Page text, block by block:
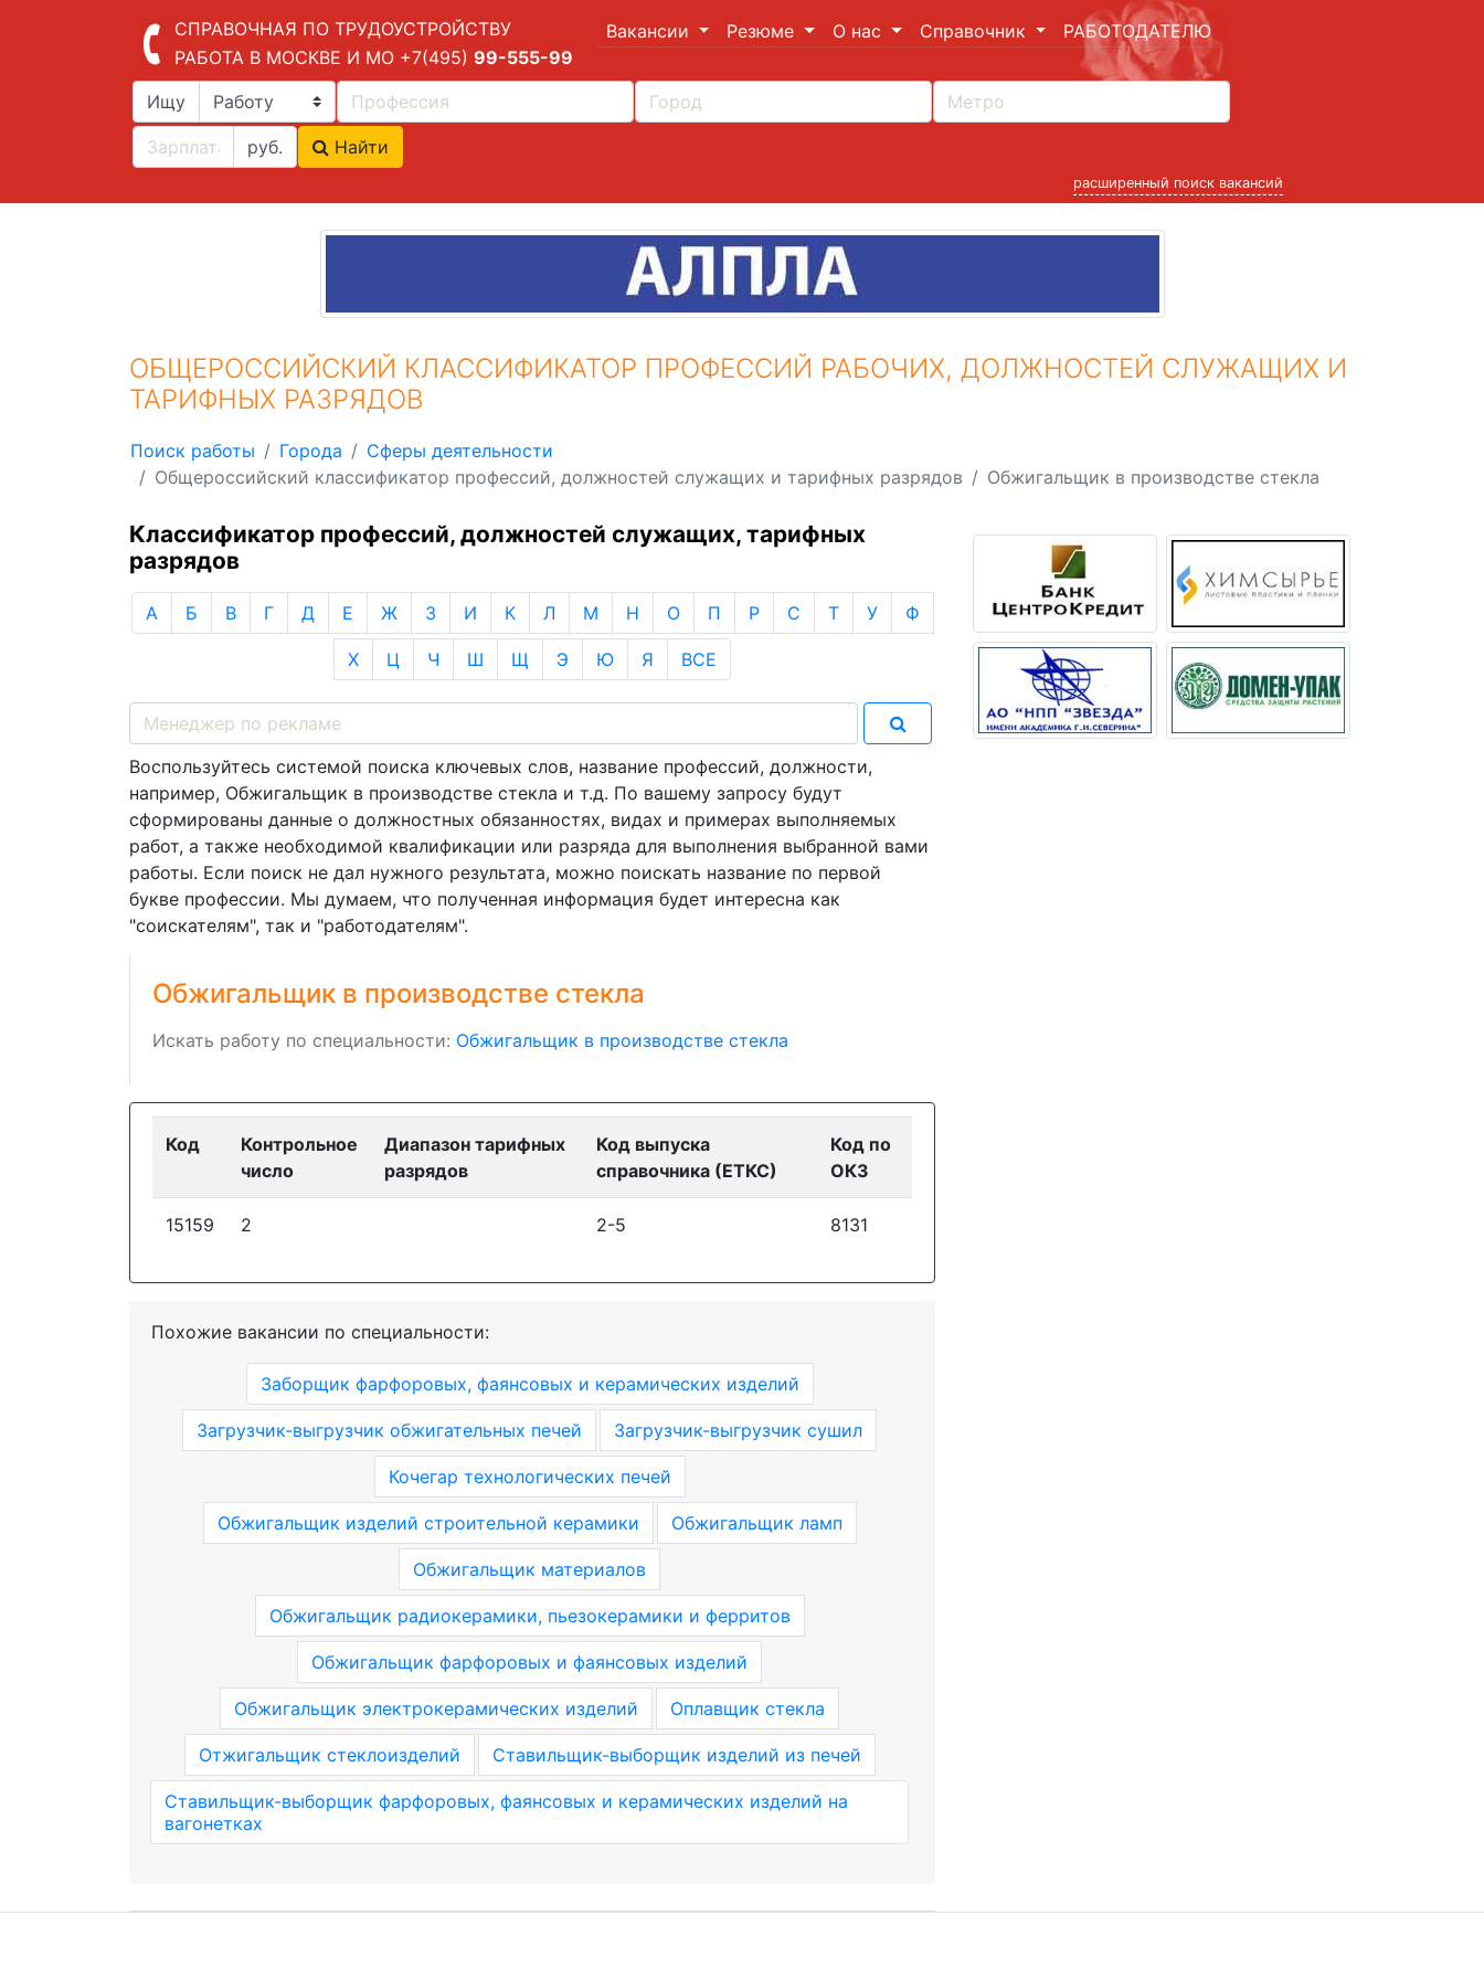
СПРАВОЧНАЯ ПО ТРУДОУСТРОЙСТВУ
РАБОТА В МОСКВЕ И МО +7(495) 99-555-99
Вакансии Резюме О нас Справочник РАБОТОДАТЕЛЮ
Ищу
руб. Найти
расширенный поиск вакансий
ОБЩЕРОССИЙСКИЙ КЛАССИФИКАТОР ПРОФЕССИЙ РАБОЧИХ, ДОЛЖНОСТЕЙ СЛУЖАЩИХ И
ТАРИФНЫХ РАЗРЯДОВ
Поиск работы Города
Сферы деятельности
Общероссийский классификатор профессий, должностей служащих и тарифных разрядов
Обжигальщик в производстве стекла
Классификатор профессий, должностей служащих, тарифных
разрядов
А Б В Г Д Е Ж З И К Л М Н О П Р С Т У Ф
Х Ц Ч Ш Щ Э Ю Я ВСЕ
Воспользуйтесь системой поиска ключевых слов, название профессий, должности,
например, Обжигальщик в производстве стекла и т.д. По вашему запросу будут
сформированы данные о должностных обязанностях, видах и примерах выполняемых
работ, а также необходимой квалификации или разряда для выполнения выбранной вами
работы. Если поиск не дал нужного результата, можно поискать название по первой
букве профессии. Мы думаем, что полученная информация будет интересна как
"соискателям", так и "работодателям".
Обжигальщик в производстве стекла
Искать работу по специальности: Обжигальщик в производстве стекла
Код
Контрольное
число
Диапазон тарифных
разрядов
Код выпуска
справочника (ЕТКС)
Код по
ОКЗ
15159 2 2-5 8131
Похожие вакансии по специальности:
Заборщик фарфоровых, фаянсовых и керамических изделий
Загрузчик-выгрузчик обжигательных печей Загрузчик-выгрузчик сушил
Кочегар технологических печей
Обжигальщик изделий строительной керамики Обжигальщик ламп
Обжигальщик материалов
Обжигальщик радиокерамики, пьезокерамики и ферритов
Обжигальщик фарфоровых и фаянсовых изделий
Обжигальщик электрокерамических изделий Оплавщик стекла
Отжигальщик стеклоизделий Ставильщик-выборщик изделий из печей
Ставильщик-выборщик фарфоровых, фаянсовых и керамических изделий на
вагонетках